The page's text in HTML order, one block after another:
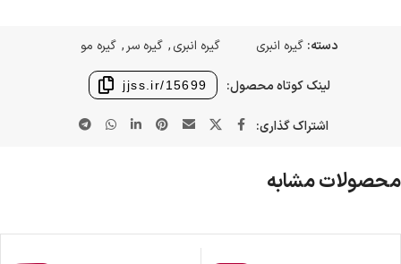
دسته: گیره انبری گیره انبری, گیره سر , گیره مو
لینک کوتاه محصول: jjss.ir/15699
اشتراک گذاری:
محصولات مشابه